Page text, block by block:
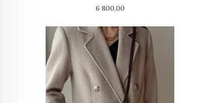
Pris
6 800,00